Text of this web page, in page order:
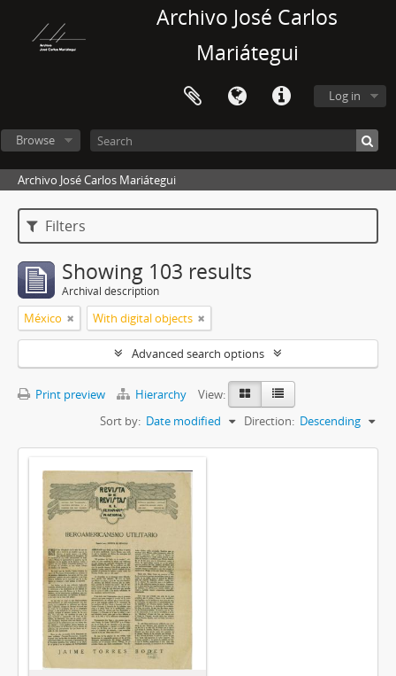
Archivo José Carlos
Mariátegui
Log in
Browse
Archivo José Carlos Mariátegui
Filters
Showing 103 results
Archival description
México With digital objects
Advanced search options
Print preview Hierarchy
View:
Sort by: Date modified Direction: Descending